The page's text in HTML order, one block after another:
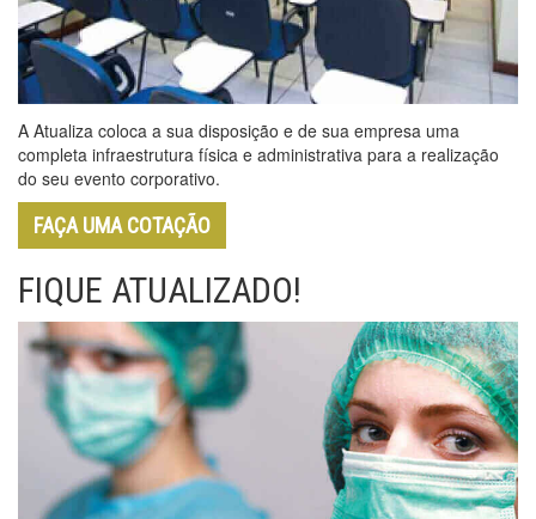
A Atualiza coloca a sua disposição e de sua empresa uma
completa infraestrutura física e administrativa para a realização
do seu evento corporativo.
FAÇA UMA COTAÇÃO
FIQUE ATUALIZADO!